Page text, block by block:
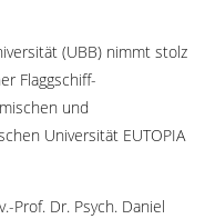
(UBB) nimmt stolz
Flaggschiff-
und
Universität EUTOPIA
Prof. Dr. Psych. Daniel